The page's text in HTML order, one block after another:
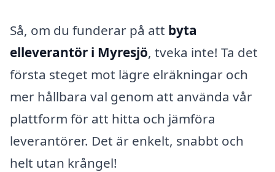
Så, om du funderar på att byta
elleverantör i Myresjö, tveka inte! Ta det
första steget mot lägre elräkningar och
mer hållbara val genom att använda vår
plattform för att hitta och jämföra
leverantörer. Det är enkelt, snabbt och
helt utan krångel!